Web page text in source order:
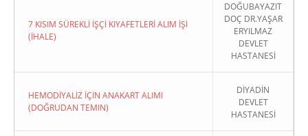
7 KISIM SÜREKLİ İŞÇİ KIYAFETLERİ ALIM İŞİ
(İHALE)
DOĞUBAYAZIT
DOÇ DR.YAŞAR
ERYILMAZ
DEVLET
HASTANESİ
HEMODİYALİZ İÇİN ANAKART ALIMI
(DOĞRUDAN TEMIN)
DİYADİN
DEVLET
HASTANESİ